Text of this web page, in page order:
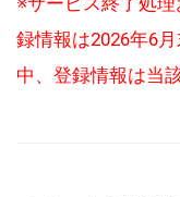
録情報は2026年6
中、登録情報は当